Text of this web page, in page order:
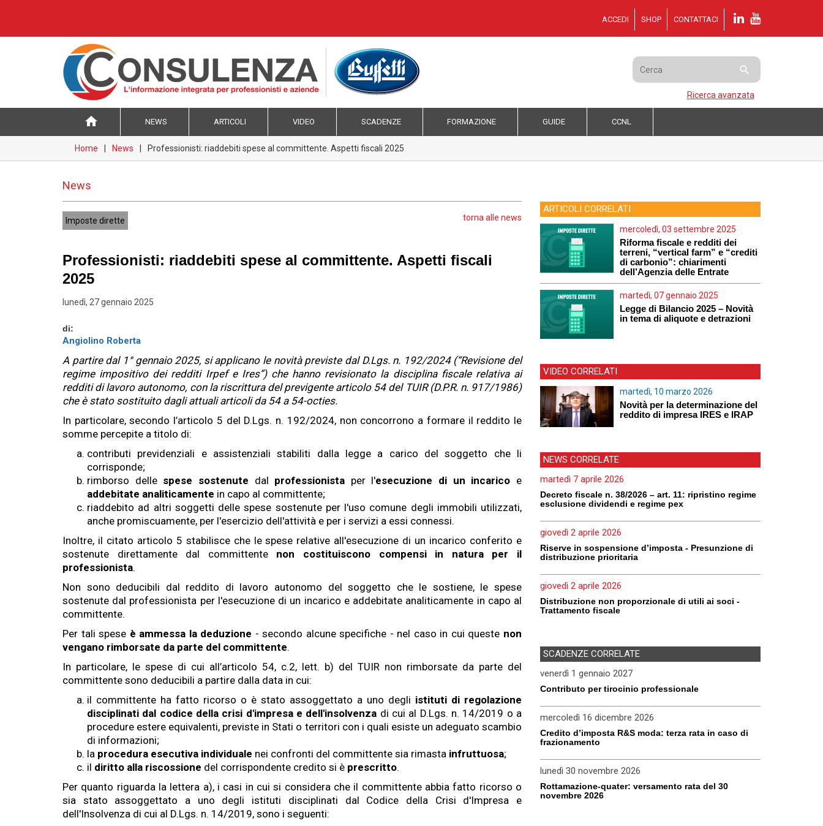
ACCEDI SHOP CONTATTACI

Ricerca avanzata
home NEWS ARTICOLI VIDEO SCADENZE FORMAZIONE GUIDE CCNL
Home News Professionisti: riaddebiti spese al committente. Aspetti fiscali 2025
News
Imposte dirette torna alle news
Professionisti: riaddebiti spese al committente. Aspetti fiscali
2025
lunedì, 27 gennaio 2025
di:
Angiolino Roberta
Angiolino Roberta
Dott.ssa Commercialista in Torino. Redattrice per l'editoria multimediale in Directio. Autrice di
news ed articoli di approfondimento su fisco, bilancio e azienda.
A partire dal 1° gennaio 2025, si applicano le novità previste dal D.Lgs. n. 192/2024 (“Revisione del
regime impositivo dei redditi Irpef e Ires”) che hanno revisionato la disciplina fiscale relativa ai
redditi di lavoro autonomo, con la riscrittura del previgente articolo 54 del TUIR (D.P.R. n. 917/1986)
che è stato sostituito dagli attuali articoli da 54 a 54-octies.
In particolare, secondo l’articolo 5 del D.Lgs. n. 192/2024, non concorrono a formare il reddito le
somme percepite a titolo di:
contributi previdenziali e assistenziali stabiliti dalla legge a carico del soggetto che li
corrisponde;
rimborso delle spese sostenute dal professionista per l'esecuzione di un incarico e
addebitate analiticamente in capo al committente;
riaddebito ad altri soggetti delle spese sostenute per l'uso comune degli immobili utilizzati,
anche promiscuamente, per l'esercizio dell'attività e per i servizi a essi connessi.
Inoltre, il citato articolo 5 stabilisce che le spese relative all'esecuzione di un incarico conferito e
sostenute direttamente dal committente non costituiscono compensi in natura per il
professionista.
Non sono deducibili dal reddito di lavoro autonomo del soggetto che le sostiene, le spese
sostenute dal professionista per l'esecuzione di un incarico e addebitate analiticamente in capo al
committente.
Per tali spese è ammessa la deduzione - secondo alcune specifiche - nel caso in cui queste non
vengano rimborsate da parte del committente.
In particolare, le spese di cui all’articolo 54, c.2, lett. b) del TUIR non rimborsate da parte del
committente sono deducibili a partire dalla data in cui:
il committente ha fatto ricorso o è stato assoggettato a uno degli istituti di regolazione
disciplinati dal codice della crisi d'impresa e dell'insolvenza di cui al D.Lgs. n. 14/2019 o a
procedure estere equivalenti, previste in Stati o territori con i quali esiste un adeguato scambio
di informazioni;
la procedura esecutiva individuale nei confronti del committente sia rimasta infruttuosa;
il diritto alla riscossione del corrispondente credito si è prescritto.
Per quanto riguarda la lettera a), i casi in cui si considera che il committente abbia fatto ricorso o
sia stato assoggettato a uno degli istituti disciplinati dal Codice della Crisi d'Impresa e
dell'Insolvenza di cui al D.Lgs. n. 14/2019, sono i seguenti:
ARTICOLI CORRELATI
mercoledì, 03 settembre 2025
Riforma fiscale e redditi dei
terreni, “vertical farm” e “crediti
di carbonio”: chiarimenti
dell’Agenzia delle Entrate
martedì, 07 gennaio 2025
Legge di Bilancio 2025 – Novità
in tema di aliquote e detrazioni
VIDEO CORRELATI
martedì, 10 marzo 2026
Novità per la determinazione del
reddito di impresa IRES e IRAP
NEWS CORRELATE
martedì 7 aprile 2026
Decreto fiscale n. 38/2026 – art. 11: ripristino regime
esclusione dividendi e regime pex
giovedì 2 aprile 2026
Riserve in sospensione d’imposta - Presunzione di
distribuzione prioritaria
giovedì 2 aprile 2026
Distribuzione non proporzionale di utili ai soci -
Trattamento fiscale
SCADENZE CORRELATE
venerdì 1 gennaio 2027
Contributo per tirocinio professionale
mercoledì 16 dicembre 2026
Credito d’imposta R&S moda: terza rata in caso di
frazionamento
lunedì 30 novembre 2026
Rottamazione-quater: versamento rata del 30
novembre 2026